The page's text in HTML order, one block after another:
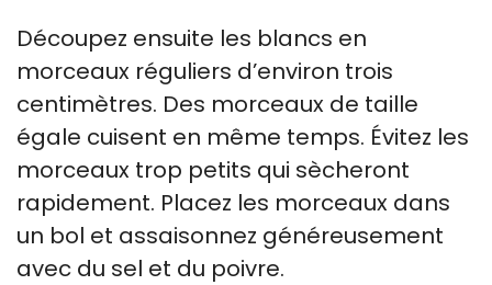
Découpez ensuite les blancs en
morceaux réguliers d’environ trois
centimètres. Des morceaux de taille
égale cuisent en même temps. Évitez les
morceaux trop petits qui sècheront
rapidement. Placez les morceaux dans
un bol et assaisonnez généreusement
avec du sel et du poivre.